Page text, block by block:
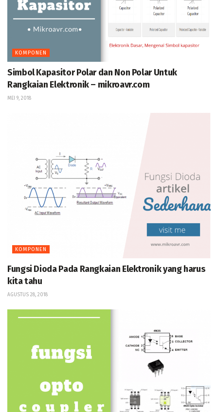
KOMPONEN
Simbol Kapasitor Polar dan Non Polar Untuk
Rangkaian Elektronik – mikroavr.com
MEI 9, 2018
KOMPONEN
Fungsi Dioda Pada Rangkaian Elektronik yang harus
kita tahu
AGUSTUS 28, 2018